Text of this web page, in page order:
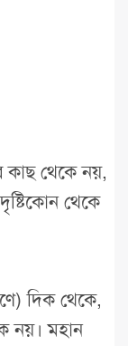
কাছ থেকে নয়,
থেকে
দিক থেকে,
নয়। মহান